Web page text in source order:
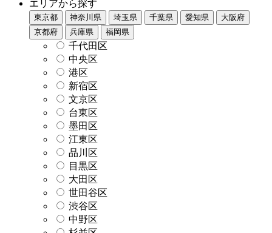
エリアから探す
東京都 神奈川県 埼玉県 千葉県 愛知県
大阪府
京都府
兵庫県 福岡県
千代田区
中央区
港区
新宿区
文京区
台東区
墨田区
江東区
品川区
目黒区
大田区
世田谷区
渋谷区
中野区